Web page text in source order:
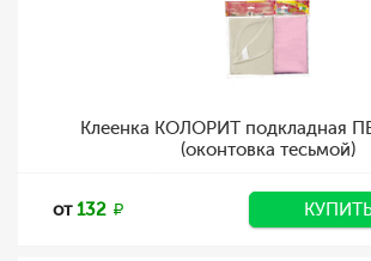
Клеенка КОЛОРИТ подкладная
(оконтовка тесьмой)
от132